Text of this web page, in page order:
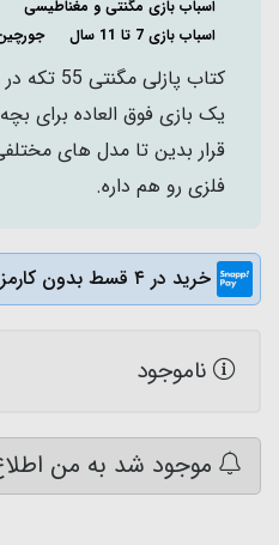
اسباب بازی مگنتی و مغناطیسی
اسباب بازی 7 تا 11 سال
کتاب
قرار بدین تا مدل های
فلزی رو هم داره.
خرید در ۴ قسط بدون کارمزد
ناموجود
موجود شد به من